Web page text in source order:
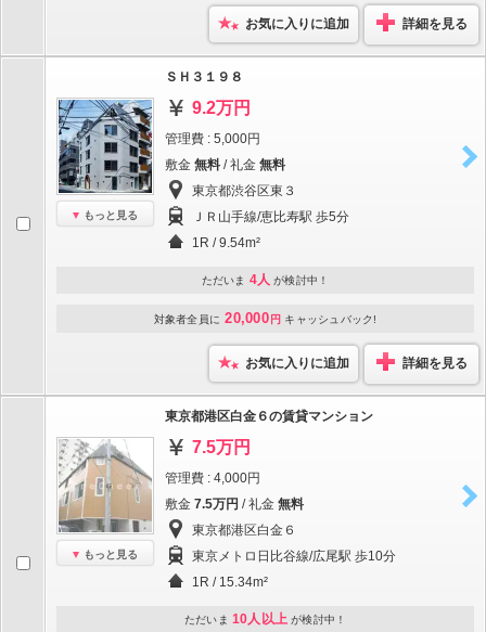
お気に入りに追加 詳細を見る
もっと見る
ＳＨ３１９８
9.2万円
管理費 : 5,000円
敷金 無料 / 礼金 無料
東京都渋谷区東３
ＪＲ山手線/恵比寿駅 歩5分
1R / 9.54m²
ただいま 4人 が検討中！
対象者全員に 20,000 円 キャッシュバック!
お気に入りに追加 詳細を見る
もっと見る
東京都港区白金６の賃貸マンション
7.5万円
管理費 : 4,000円
敷金 7.5万円 / 礼金 無料
東京都港区白金６
東京メトロ日比谷線/広尾駅 歩10分
1R / 15.34m²
ただいま 10人以上 が検討中！